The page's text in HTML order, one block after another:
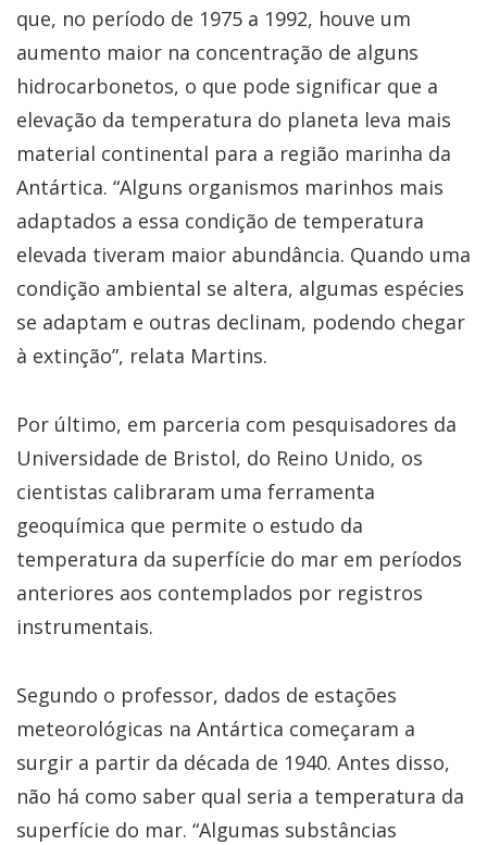
que, no período de 1975 a 1992, houve um
aumento maior na concentração de alguns
hidrocarbonetos, o que pode significar que a
elevação da temperatura do planeta leva mais
material continental para a região marinha da
Antártica. “Alguns organismos marinhos mais
adaptados a essa condição de temperatura
elevada tiveram maior abundância. Quando uma
condição ambiental se altera, algumas espécies
se adaptam e outras declinam, podendo chegar
à extinção”, relata Martins.
Por último, em parceria com pesquisadores da
Universidade de Bristol, do Reino Unido, os
cientistas calibraram uma ferramenta
geoquímica que permite o estudo da
temperatura da superfície do mar em períodos
anteriores aos contemplados por registros
instrumentais.
Segundo o professor, dados de estações
meteorológicas na Antártica começaram a
surgir a partir da década de 1940. Antes disso,
não há como saber qual seria a temperatura da
superfície do mar. “Algumas substâncias